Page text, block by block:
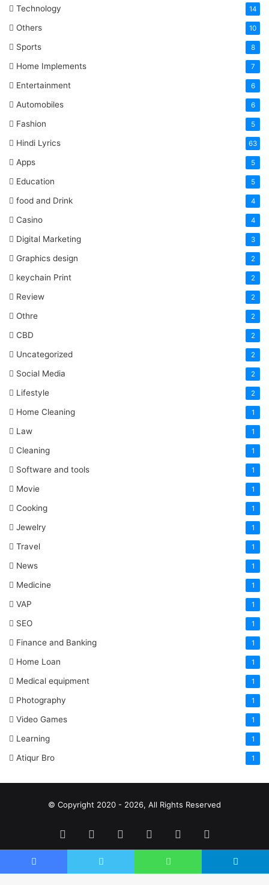
Technology 14
Others 10
Sports 8
Home Implements 7
Entertainment 6
Automobiles 6
Fashion 5
Hindi Lyrics 63
Apps 5
Education 5
food and Drink 4
Casino 4
Digital Marketing 3
Graphics design 2
keychain Print 2
Review 2
Othre 2
CBD 2
Uncategorized 2
Social Media 2
Lifestyle 2
Home Cleaning 1
Law 1
Cleaning 1
Software and tools 1
Movie 1
Cooking 1
Jewelry 1
Travel 1
News 1
Medicine 1
VAP 1
SEO 1
Finance and Banking 1
Home Loan 1
Medical equipment 1
Photography 1
Video Games 1
Learning 1
Atiqur Bro 1
© Copyright 2020 - 2026, All Rights Reserved
FacebookPinterestLinkedInYouTube
Facebook Twitter WhatsApp Telegram